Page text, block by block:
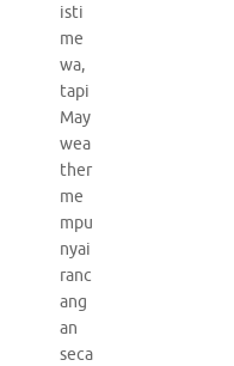
isti
me
wa,
tapi
May
wea
ther
me
mpu
nyai
ranc
ang
an
seca